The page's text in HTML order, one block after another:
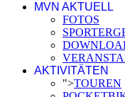
MVN AKTUELL
FOTOS
AKTIVITÄTEN
">TOUREN